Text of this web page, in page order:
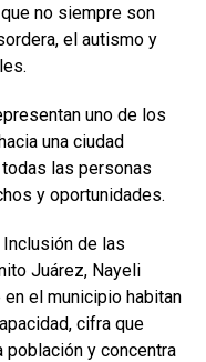
no siempre son
el autismo y
uno de los
una ciudad
las personas
y oportunidades.
de las
Juárez, Nayeli
el municipio habitan
cifra que
población y concentra